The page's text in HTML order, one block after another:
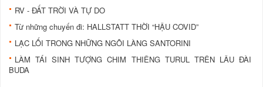
RV - ĐẤT TRỜI VÀ TỰ DO
Từ những chuyến đi: HALLSTATT THỜI “HẬU COVID”
LẠC LỐI TRONG NHỮNG NGÔI LÀNG SANTORINI
LÀM TÁI SINH TƯỢNG CHIM THIÊNG TURUL TRÊN LÂU ĐÀI
BUDA